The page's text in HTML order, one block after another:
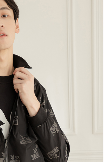
（以下簡稱本公司）所提供，讓
務，並由商店將買賣／分期付款
司帳單繳交帳款。
約關係目的，商店將以您的個人
大哥大進項蒐集、處理及利用，
確認、核對及更正。
https://oppay.tw/userRule
視為交易完成。
，但若您需要取消訂單，請聯絡
仍視為有效，需透過AFTEE先享
之結帳頁面顯示為準，若有關於
疑問，請聯繫「AFTEE先享後付
support/home
AFTEE先享後付」服務完成之交
，並將交易相關給付款項請求債
址：
或監護人之同意方可使用
起之損失，本公司不負相關責
別帳號之用戶狀況，依本公司即
運費
運費
費